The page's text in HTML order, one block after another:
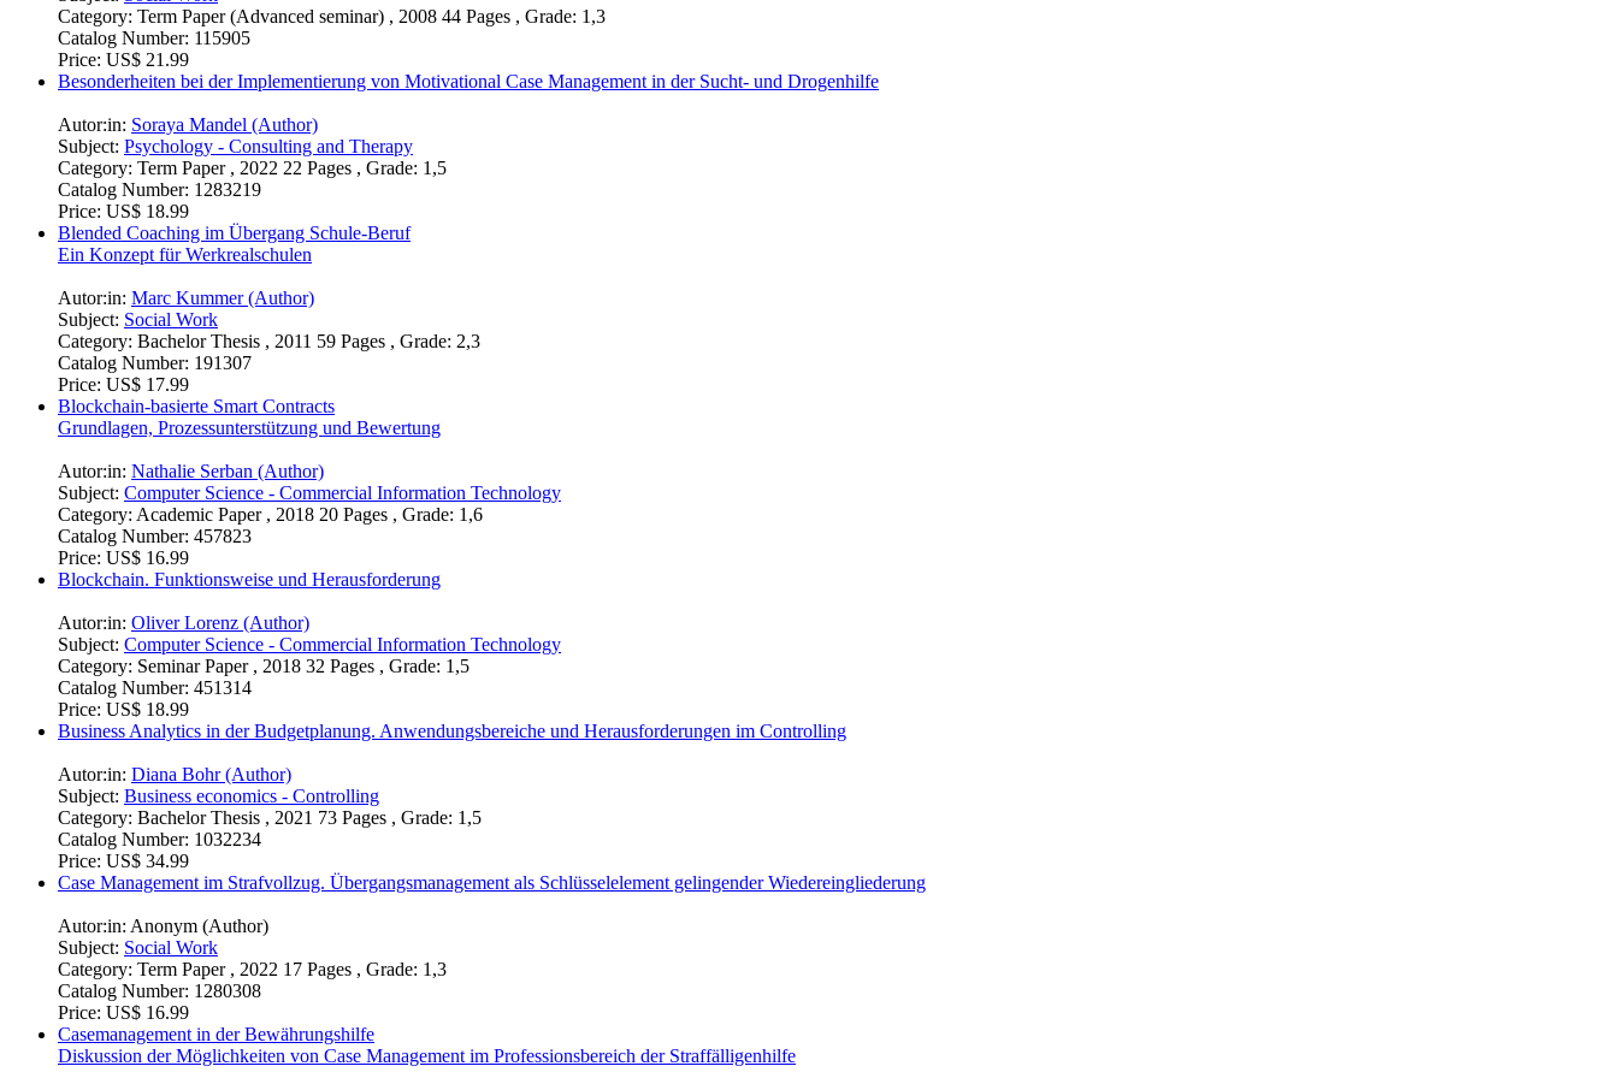
Category: Term Paper (Advanced seminar) , 2008 44 Pages , Grade: 1,3
Catalog Number: 115905
Price: US$ 21.99
Besonderheiten bei der Implementierung von Motivational Case Management in der Sucht- und Drogenhilfe
Autor:in: Soraya Mandel (Author)
Subject: Psychology - Consulting and Therapy
Category: Term Paper , 2022 22 Pages , Grade: 1,5
Catalog Number: 1283219
Price: US$ 18.99
Blended Coaching im Übergang Schule-Beruf
Ein Konzept für Werkrealschulen
Autor:in: Marc Kummer (Author)
Subject: Social Work
Category: Bachelor Thesis , 2011 59 Pages , Grade: 2,3
Catalog Number: 191307
Price: US$ 17.99
Blockchain-basierte Smart Contracts
Grundlagen, Prozessunterstützung und Bewertung
Autor:in: Nathalie Serban (Author)
Subject: Computer Science - Commercial Information Technology
Category: Academic Paper , 2018 20 Pages , Grade: 1,6
Catalog Number: 457823
Price: US$ 16.99
Blockchain. Funktionsweise und Herausforderung
Autor:in: Oliver Lorenz (Author)
Subject: Computer Science - Commercial Information Technology
Category: Seminar Paper , 2018 32 Pages , Grade: 1,5
Catalog Number: 451314
Price: US$ 18.99
Business Analytics in der Budgetplanung. Anwendungsbereiche und Herausforderungen im Controlling
Autor:in: Diana Bohr (Author)
Subject: Business economics - Controlling
Category: Bachelor Thesis , 2021 73 Pages , Grade: 1,5
Catalog Number: 1032234
Price: US$ 34.99
Case Management im Strafvollzug. Übergangsmanagement als Schlüsselelement gelingender Wiedereingliederung
Autor:in: Anonym (Author)
Subject: Social Work
Category: Term Paper , 2022 17 Pages , Grade: 1,3
Catalog Number: 1280308
Price: US$ 16.99
Casemanagement in der Bewährungshilfe
Diskussion der Möglichkeiten von Case Management im Professionsbereich der Straffälligenhilfe